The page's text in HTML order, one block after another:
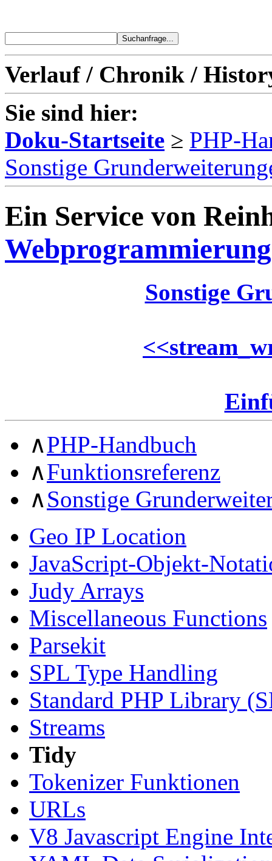
Verlauf / Chronik /
Sie sind hier:
Doku-Startseite ≥ PHP-
Sonstige
Ein Service von
Webprogrammierung
Sonstige
<<
∧PHP-Handbuch
∧Funktionsreferenz
∧Sonstige
Geo IP Location
JavaScript-Objekt-
Judy Arrays
Miscellaneous Functions
Parsekit
SPL Type Handling
Standard PHP Library
Streams
Tidy
Tokenizer Funktionen
URLs
V8 Javascript Engine